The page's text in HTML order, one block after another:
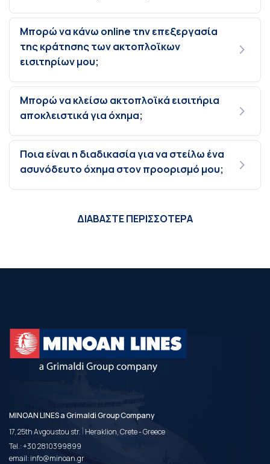
Μπορώ να κάνω online την επεξεργασία
της κράτησης των ακτοπλοϊκων
εισιτηρίων μου;
Μπορώ να κλείσω ακτοπλοϊκά εισιτήρια
αποκλειστικά για όχημα;
Ποια είναι η διαδικασία για να στείλω ένα
ασυνόδευτο όχημα στον προορισμό μου;
ΔΙΑΒΑΣΤΕ ΠΕΡΙΣΣΟΤΕΡΑ
MINOAN LINES a Grimaldi Group Company
17, 25th Avgoustou str. | Heraklion, Crete - Greece
Tel.:+30 2810399899
email:info@minoan.gr